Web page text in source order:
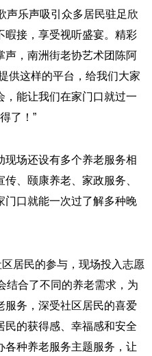
声乐声吸引众多居民驻足欣
暇接，享受视听盛宴。精彩
声，南洲街老协艺术团陈阿
供这样的平台，给我们大家
，能让我们在家门口就过一
了！”
场还设有多个养老服务相
、颐康养老、家政服务、
门口就能一次过了解多种晚
民的参与，现场投入志愿
结合了不同的养老需求，为
服务，深受社区居民的喜爱
民的获得感、幸福感和安全
各种养老服务主题服务，让